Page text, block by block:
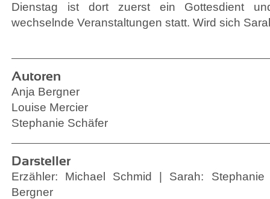
Dienstag ist dort zuerst ein Gottesdient
wechselnde Veranstaltungen statt. Wird sich
Autoren
Anja Bergner
Louise Mercier
Stephanie Schäfer
Darsteller
Erzähler: Michael Schmid | Sarah:
Bergner